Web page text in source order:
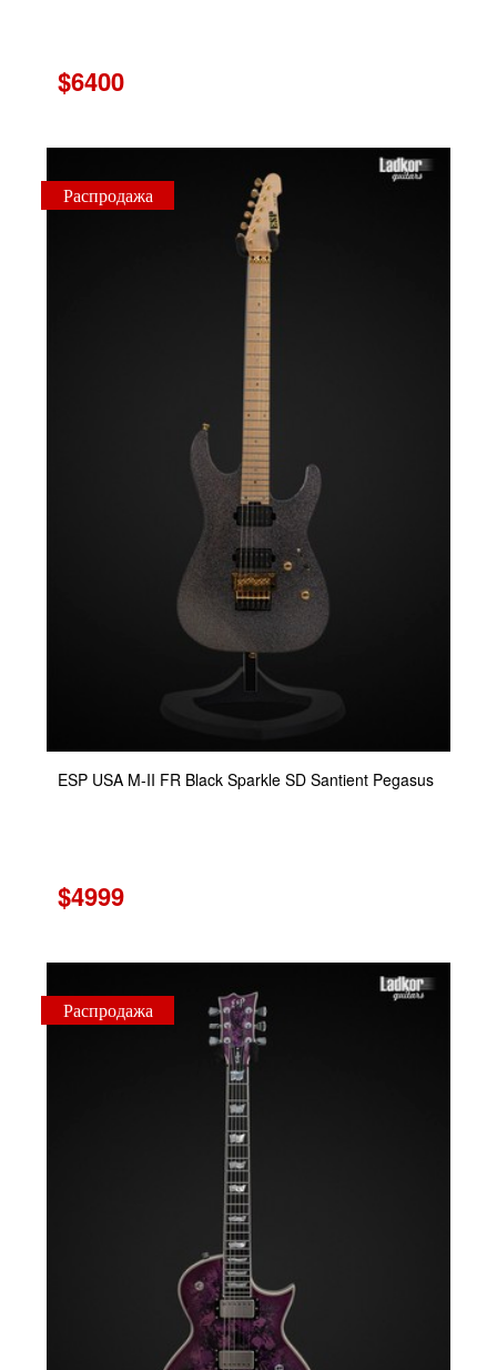
$6400
Распродажа
ESP USA M-II FR Black Sparkle SD Santient Pegasus
$4999
Распродажа